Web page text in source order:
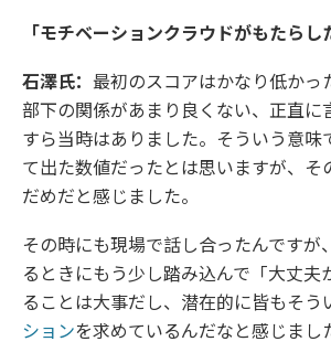
「モチベーションクラウドがもたらし
石澤氏： 最初のスコアはかなり低かっ
部下の関係があまり良くない、正直に
すら当時はありました。そういう意味
て出た数値だったとは思いますが、そ
だめだと感じました。
その時にも現場で話し合ったんですが
るときにもう少し踏み込んで「大丈夫
ることは大事だし、潜在的に皆もそう
ションを求めているんだなと感じまし